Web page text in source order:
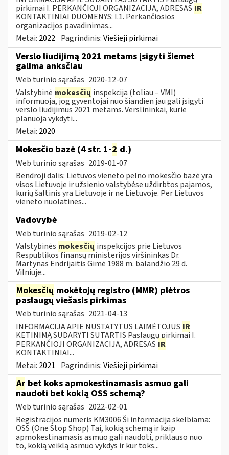
pirkimai I. PERKANČIOJI ORGANIZACIJA, ADRESAS IR
KONTAKTINIAI DUOMENYS: I.1. Perkančiosios
organizacijos pavadinimas...
Metai: 2022 Pagrindinis:Viešieji pirkimai
Verslo liudijimą 2021 metams įsigyti šiemet
galima anksčiau
Web turinio sąrašas 2020-12-07
Valstybinė mokesčių inspekcija (toliau – VMI)
informuoja, jog gyventojai nuo šiandien jau gali įsigyti
verslo liudijimus 2021 metams. Verslininkai, kurie
planuoja vykdyti...
Metai: 2020
Mokesčio bazė (4 str. 1-2 d.)
Web turinio sąrašas 2019-01-07
Bendroji dalis: Lietuvos vieneto pelno mokesčio bazė yra
visos Lietuvoje ir užsienio valstybėse uždirbtos pajamos,
kurių šaltinis yra Lietuvoje ir ne Lietuvoje. Per Lietuvos
vieneto nuolatines...
Vadovybė
Web turinio sąrašas 2019-02-12
Valstybinės mokesčių inspekcijos prie Lietuvos
Respublikos finansų ministerijos viršininkas Dr.
Martynas Endrijaitis Gimė 1988 m. balandžio 29 d.
Vilniuje...
Mokesčių mokėtojų registro (MMR) plėtros
paslaugų viešasis pirkimas
Web turinio sąrašas 2021-04-13
INFORMACIJA APIE NUSTATYTUS LAIMĖTOJUS IR
KETINIMĄ SUDARYTI SUTARTIS Paslaugų pirkimai I.
PERKANČIOJI ORGANIZACIJA, ADRESAS IR
KONTAKTINIAI...
Metai: 2021 Pagrindinis:Viešieji pirkimai
Ar bet koks apmokestinamasis asmuo gali
naudoti bet kokią OSS schemą?
Web turinio sąrašas 2022-02-01
Registracijos numeris KM3006 Ši informacija skelbiama:
OSS (One Stop Shop) Tai, kokią schemą ir kaip
apmokestinamasis asmuo gali naudoti, priklauso nuo
to, kokią veiklą asmuo vykdys ir kur toks...